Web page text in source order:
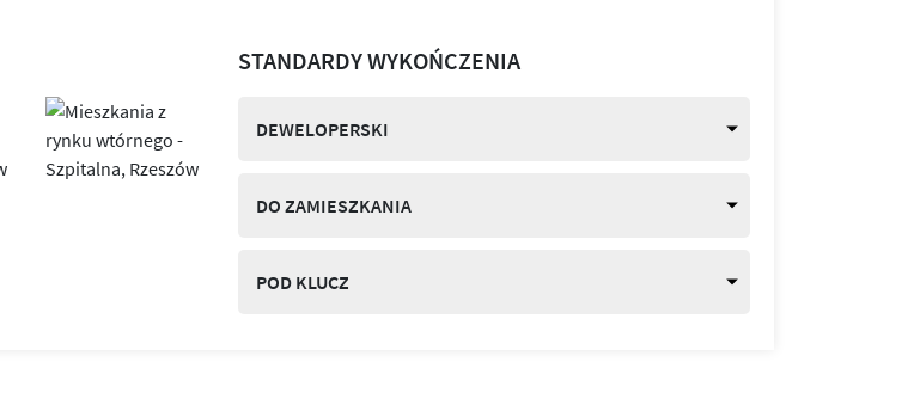
STANDARDY WYKOŃCZENIA
DEWELOPERSKI
DO ZAMIESZKANIA
POD KLUCZ